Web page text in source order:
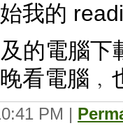
我的
的電腦
看電腦﹐
PM |